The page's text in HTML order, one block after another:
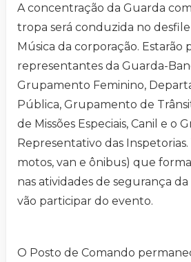
A concentração da Guarda
tropa será conduzida no
Música da corporação. Estarão
representantes da Guarda-
Grupamento Feminino,
Pública, Grupamento de
de Missões Especiais, Canil e o
Representativo das Inspetorias.
motos, van e ônibus) que
nas atividades de segurança
vão participar do evento.
O Posto de Comando